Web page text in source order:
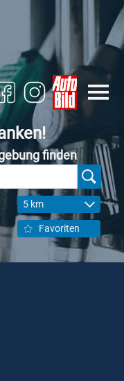
finden
5 km
Favoriten